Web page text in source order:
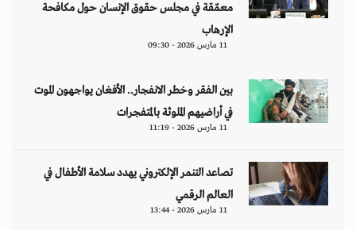
معمّقة في مجلس حقوق الإنسان حول مكافحة
الإرهاب
11 مارس 2026 - 09:30
بين الفقر وخطر الانفجار.. الأفغان يواجهون الموت
في أراضيهم الملوثة بالمتفجرات
11 مارس 2026 - 11:19
تصاعد التنمر الإلكتروني يهدد سلامة الأطفال في
العالم الرقمي
11 مارس 2026 - 13:44